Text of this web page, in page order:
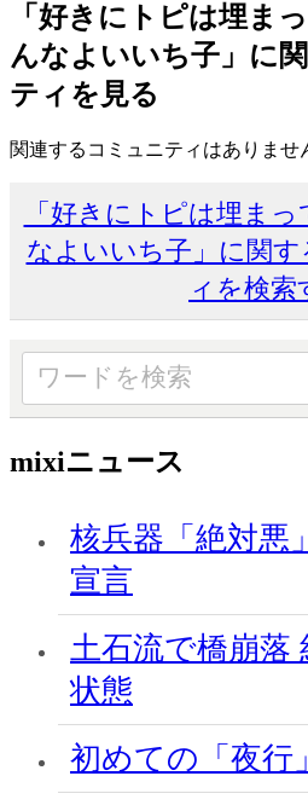
「好きにトピは埋ま
んなよいいち子」に
ティを見る
関連するコミュニティはありませ
「好きにトピは埋ま
なよいいち子」に関
ィを検索
mixiニュース
核兵器「絶対悪
宣言
土石流で橋崩落
状態
初めての「夜行